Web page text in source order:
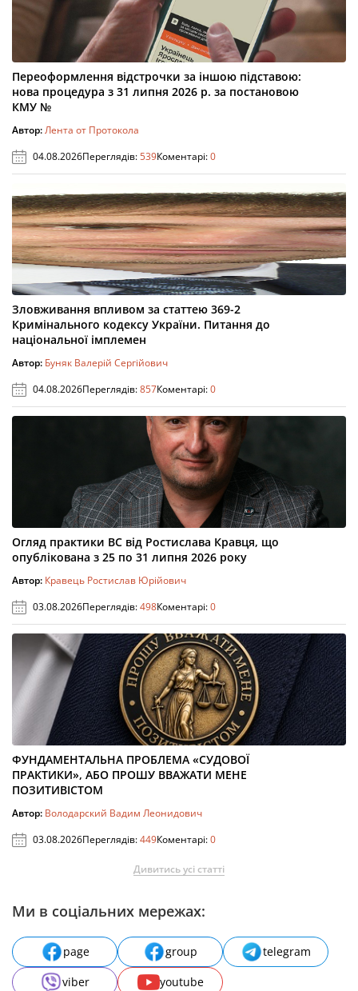
Переоформлення відстрочки за іншою підставою:
нова процедура з 31 липня 2026 р. за постановою
КМУ №
Автор:Лента от Протокола
04.08.2026Переглядів:539Коментарі:0
Зловживання впливом за статтею 369-2
Кримінального кодексу України. Питання до
національної імплемен
Автор: Буняк Валерій Сергійович
04.08.2026Переглядів:857Коментарі:0
Огляд практики ВС від Ростислава Кравця, що
опублікована з 25 по 31 липня 2026 року
Автор: Кравець Ростислав Юрійович
03.08.2026Переглядів:498Коментарі:0
ФУНДАМЕНТАЛЬНА ПРОБЛЕМА «СУДОВОЇ
ПРАКТИКИ», АБО ПРОШУ ВВАЖАТИ МЕНЕ
ПОЗИТИВІСТОМ
Автор: Володарский Вадим Леонидович
03.08.2026Переглядів:449Коментарі:0
Дивитись усі статті
Ми в соціальних мережах:
page group
telegram
viber
youtube